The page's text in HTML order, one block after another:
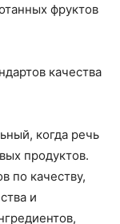
фруктов
качества
когда речь
продуктов.
по качеству,
и